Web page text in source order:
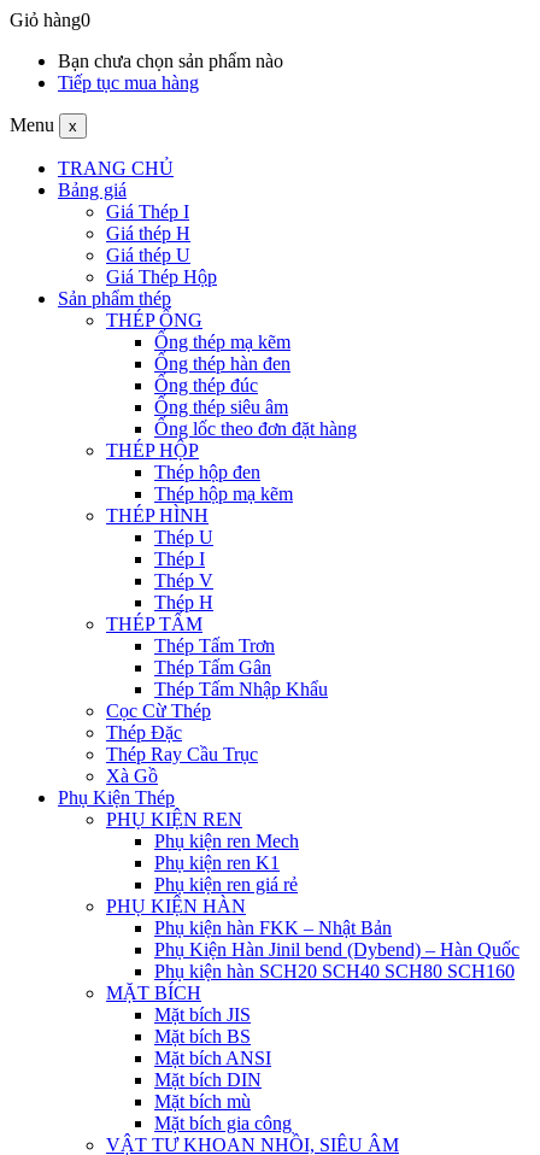
Giỏ hàng0
Bạn chưa chọn sản phẩm nào
Tiếp tục mua hàng
Menu x
TRANG CHỦ
Bảng giá
Giá Thép I
Giá thép H
Giá thép U
Giá Thép Hộp
Sản phẩm thép
THÉP ỐNG
Ống thép mạ kẽm
Ống thép hàn đen
Ống thép đúc
Ống thép siêu âm
Ống lốc theo đơn đặt hàng
THÉP HỘP
Thép hộp đen
Thép hộp mạ kẽm
THÉP HÌNH
Thép U
Thép I
Thép V
Thép H
THÉP TẤM
Thép Tấm Trơn
Thép Tấm Gân
Thép Tấm Nhập Khẩu
Cọc Cừ Thép
Thép Đặc
Thép Ray Cầu Trục
Xà Gồ
Phụ Kiện Thép
PHỤ KIỆN REN
Phụ kiện ren Mech
Phụ kiện ren K1
Phụ kiện ren giá rẻ
PHỤ KIỆN HÀN
Phụ kiện hàn FKK – Nhật Bản
Phụ Kiện Hàn Jinil bend (Dybend) – Hàn Quốc
Phụ kiện hàn SCH20 SCH40 SCH80 SCH160
MẶT BÍCH
Mặt bích JIS
Mặt bích BS
Mặt bích ANSI
Mặt bích DIN
Mặt bích mù
Mặt bích gia công
VẬT TƯ KHOAN NHỒI, SIÊU ÂM